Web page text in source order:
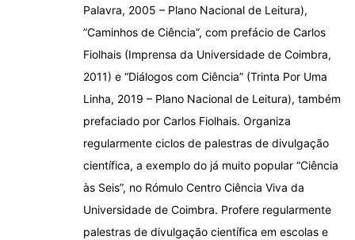
Palavra, 2005 – Plano Nacional de Leitura),
”Caminhos de Ciência”, com prefácio de Carlos
Fiolhais (Imprensa da Universidade de Coimbra,
2011) e “Diálogos com Ciência” (Trinta Por Uma
Linha, 2019 – Plano Nacional de Leitura), também
prefaciado por Carlos Fiolhais. Organiza
regularmente ciclos de palestras de divulgação
científica, a exemplo do já muito popular “Ciência
às Seis”, no Rómulo Centro Ciência Viva da
Universidade de Coimbra. Profere regularmente
palestras de divulgação científica em escolas e